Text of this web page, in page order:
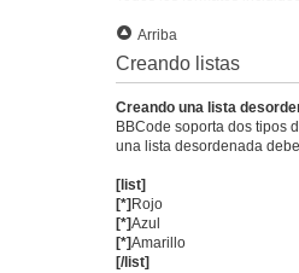
Arriba
Creando listas
Creando una lista
BBCode soporta dos tipos
una lista desordenada
[list]
[*] Rojo
[*]Azul
[*]Amarillo
[/list]